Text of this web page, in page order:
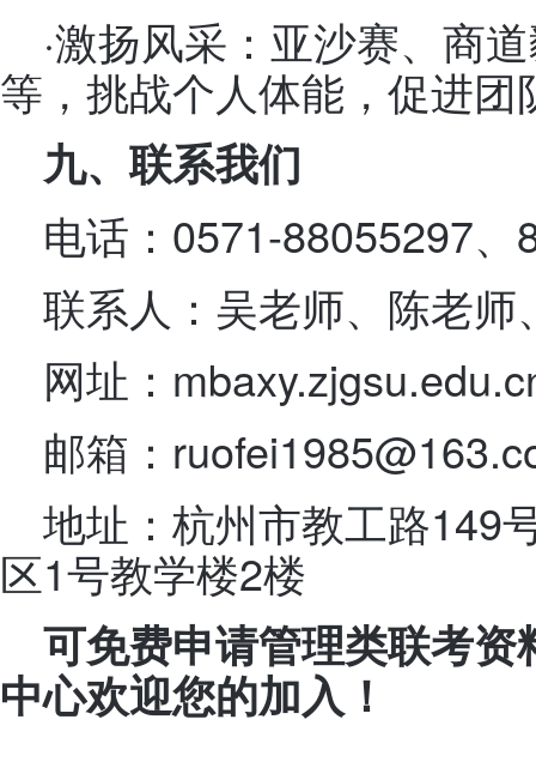
·激扬风采：亚沙赛、商
等，挑战个人体能，促进团
九、联系我们
电话：0571-88055297
联系人：吴老师、陈老师
网址：
邮箱：
地址：杭州市教工路149
区1号教学楼2楼
可免费申请管理类联考
中心欢迎您的加入！